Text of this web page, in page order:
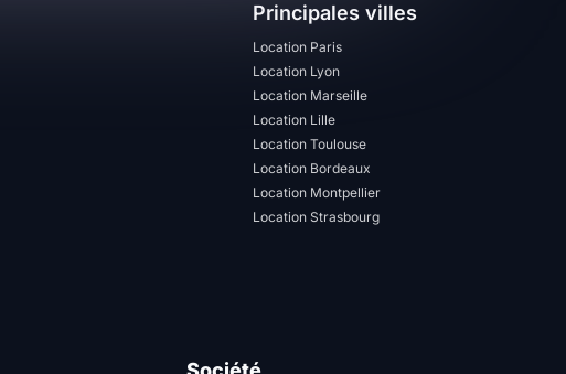
Principales villes
Location Paris
Location Lyon
Location Marseille
Location Lille
Location Toulouse
Location Bordeaux
Location Montpellier
Location Strasbourg